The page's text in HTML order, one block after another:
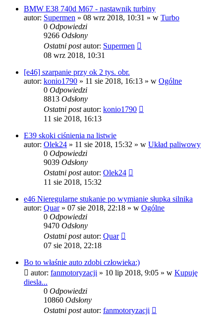
BMW E38 740d M67 - nastawnik turbiny
autor: Supermen » 08 wrz 2018, 10:31 » w Turbo
0 Odpowiedzi
9266 Odsłony
Ostatni postautor: Supermen
08 wrz 2018, 10:31
[e46] szarpanie przy ok 2 tys. obr.
autor: konio1790 » 11 sie 2018, 16:13 » w Ogólne
0 Odpowiedzi
8813 Odsłony
Ostatni postautor: konio1790
11 sie 2018, 16:13
E39 skoki ciśnienia na listwie
autor: Olek24 » 11 sie 2018, 15:32 » w Układ paliwowy
0 Odpowiedzi
9039 Odsłony
Ostatni postautor: Olek24
11 sie 2018, 15:32
e46 Nieregularne stukanie po wymianie słupka silnika
autor: Quar» 07 sie 2018, 22:18 » w Ogólne
0 Odpowiedzi
9470 Odsłony
Ostatni postautor: Quar
07 sie 2018, 22:18
Bo to właśnie auto zdobi człowieka:)
autor: fanmotoryzacji » 10 lip 2018, 9:05 » w Kupuję
diesla...
0 Odpowiedzi
10860 Odsłony
Ostatni postautor: fanmotoryzacji